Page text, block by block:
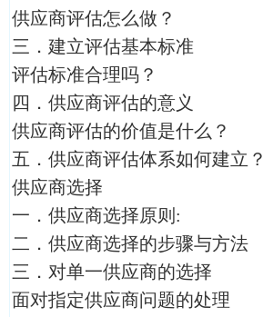
供应商评估怎么做？
三．建立评估基本标准
评估标准合理吗？
四．供应商评估的意义
供应商评估的价值是什么？
五．供应商评估体系如何建立？
供应商选择
一．供应商选择原则:
二．供应商选择的步骤与方法
三．对单一供应商的选择
面对指定供应商问题的处理